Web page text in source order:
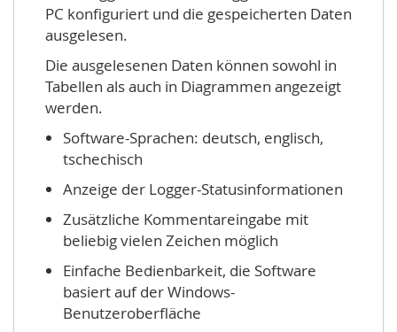
PC konfiguriert und die gespeicherten Daten
ausgelesen.
Die ausgelesenen Daten können sowohl in
Tabellen als auch in Diagrammen angezeigt
werden.
Software-Sprachen: deutsch, englisch,
tschechisch
Anzeige der Logger-Statusinformationen
Zusätzliche Kommentareingabe mit
beliebig vielen Zeichen möglich
Einfache Bedienbarkeit, die Software
basiert auf der Windows-
Benutzeroberfläche